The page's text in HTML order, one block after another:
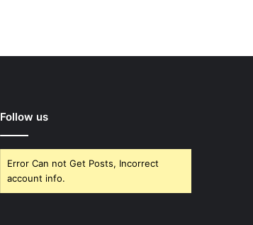
Follow us
Error Can not Get Posts, Incorrect
account info.